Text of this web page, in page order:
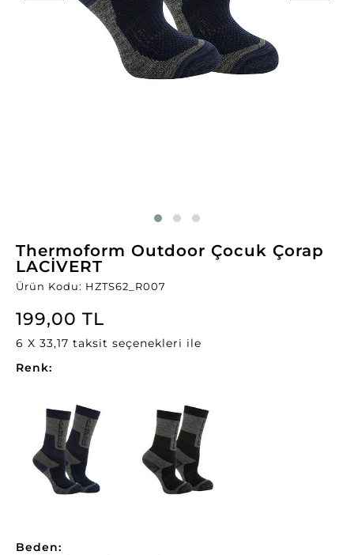
Thermoform Outdoor Çocuk Çorap
LACİVERT
Ürün Kodu: HZTS62_R007
199,00 TL
6 X 33,17 taksit seçenekleri ile
Renk:
Beden: